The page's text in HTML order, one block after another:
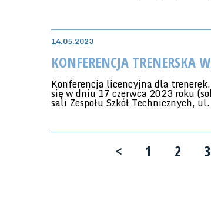
14.05.2023
KONFERENCJA TRENERSKA
Konferencja licencyjna dla
się w dniu 17 czerwca 2023 roku
sali Zespołu Szkół Technicznych,
< 1 2 3